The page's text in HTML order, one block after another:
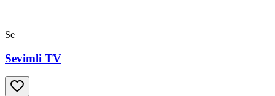
Se
Sevimli TV